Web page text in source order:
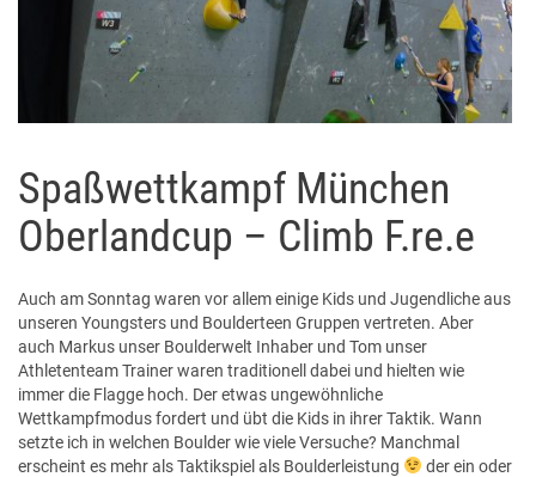
Spaßwettkampf München
Oberlandcup – Climb F.re.e
Auch am Sonntag waren vor allem einige Kids und Jugendliche aus
unseren Youngsters und Boulderteen Gruppen vertreten. Aber
auch Markus unser Boulderwelt Inhaber und Tom unser
Athletenteam Trainer waren traditionell dabei und hielten wie
immer die Flagge hoch. Der etwas ungewöhnliche
Wettkampfmodus fordert und übt die Kids in ihrer Taktik. Wann
setzte ich in welchen Boulder wie viele Versuche? Manchmal
erscheint es mehr als Taktikspiel als Boulderleistung
der ein oder